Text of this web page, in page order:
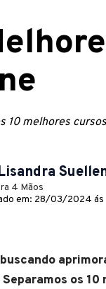
10 melhores
4 Mãos
em: 28/03/2024 ás
os 10